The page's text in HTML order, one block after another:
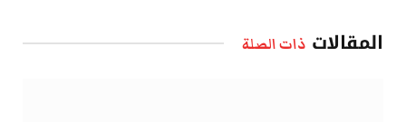
المقالات ذات الصلة